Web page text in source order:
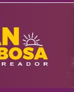
IRAN
BARBOSA
–
VEREADOR